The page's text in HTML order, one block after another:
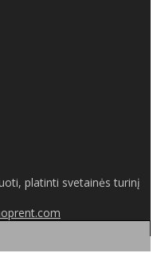
platinti svetainės turinį